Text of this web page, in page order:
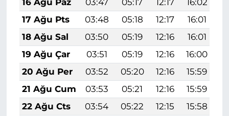
16 Ağu Paz
03:47 05:17 12:17 16:02
17 Ağu Pts
03:48 05:18 12:17 16:01
18 Ağu Sal
03:50 05:19 12:16 16:01
19 Ağu Çar
03:51 05:19 12:16 16:00
20 Ağu Per
03:52 05:20 12:16 15:59
21 Ağu Cum
03:53 05:21 12:16 15:59
22 Ağu Cts
03:54 05:22 12:15 15:58